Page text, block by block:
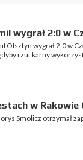
wygrał 2:0 w
Olsztyn wygrał 2:0 w
rzut karny
w Rakowie
Smolicz otrzymał